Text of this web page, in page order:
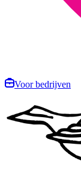
Voor bedrijven